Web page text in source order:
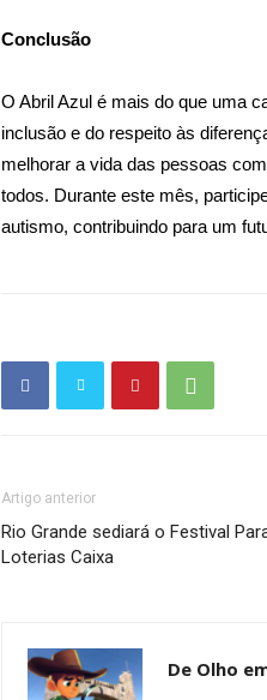
Conclusão
O Abril Azul é mais do que uma
inclusão e do respeito às
melhorar a vida das pessoas
todos. Durante este mês,
autismo, contribuindo para um
Artigo anterior
Rio Grande sediará o Festival
Loterias Caixa
De Olho